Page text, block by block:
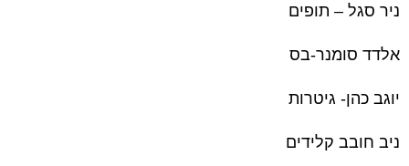
ניר סגל – תופים
אלדד סומנר-בס
יוגב כהן- גיטרות
ניב חובב קלידים